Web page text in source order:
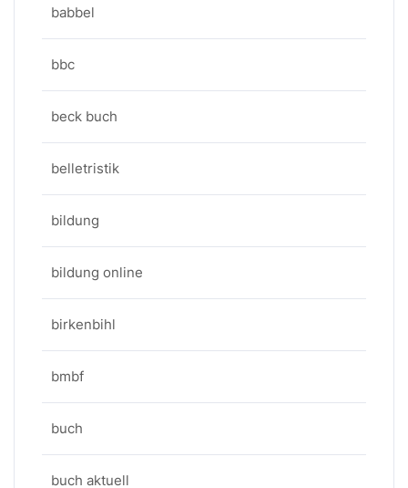
babbel
bbc
beck buch
belletristik
bildung
bildung online
birkenbihl
bmbf
buch
buch aktuell